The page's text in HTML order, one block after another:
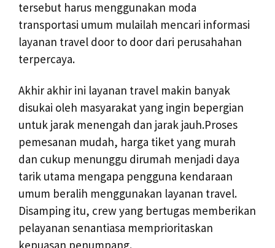
tersebut harus menggunakan moda
transportasi umum mulailah mencari informasi
layanan travel door to door dari perusahahan
terpercaya.
Akhir akhir ini layanan travel makin banyak
disukai oleh masyarakat yang ingin bepergian
untuk jarak menengah dan jarak jauh.Proses
pemesanan mudah, harga tiket yang murah
dan cukup menunggu dirumah menjadi daya
tarik utama mengapa pengguna kendaraan
umum beralih menggunakan layanan travel.
Disamping itu, crew yang bertugas memberikan
pelayanan senantiasa memprioritaskan
kepuasan penumpang.